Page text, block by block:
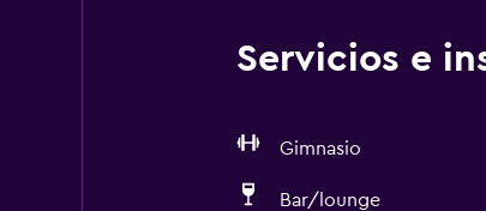
Servicios e
Gimnasio
Bar/lounge